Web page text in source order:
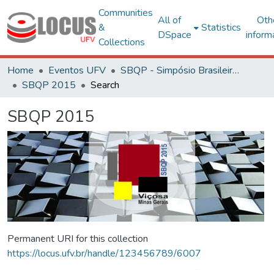
Communities
&
Collections
All of
DSpace
Statistics
Home Eventos UFV
SBQP - Simpósio Brasileiro de Qualidade do Projeto no Ambiente Construído
SBQP 2015
Search
SBQP 2015
Permanent URI for this collection
https://locus.ufv.br/handle/123456789/6007